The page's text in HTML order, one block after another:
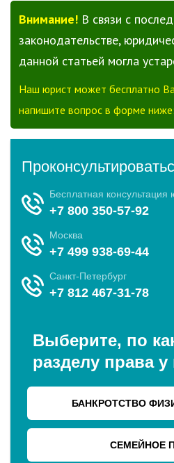
Внимание! В связи с
законодательстве,
данной статьей могла
Наш юрист может бесплатно
напишите вопрос в форме ниже: